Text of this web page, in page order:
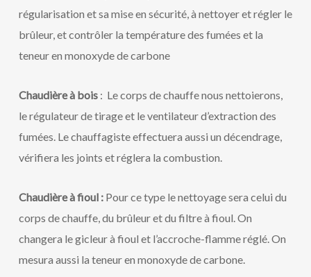
régularisation et sa mise en sécurité, à nettoyer et régler le
brûleur, et contrôler la température des fumées et la
teneur en monoxyde de carbone
Chaudière à bois: Le corps de chauffe nous nettoierons,
le régulateur de tirage et le ventilateur d’extraction des
fumées. Le chauffagiste effectuera aussi un décendrage,
vérifiera les joints et réglera la combustion.
Chaudière à fioul : Pour ce type le nettoyage sera celui du
corps de chauffe, du brûleur et du filtre à fioul. On
changera le gicleur à fioul et l’accroche-flamme réglé. On
mesura aussi la teneur en monoxyde de carbone.